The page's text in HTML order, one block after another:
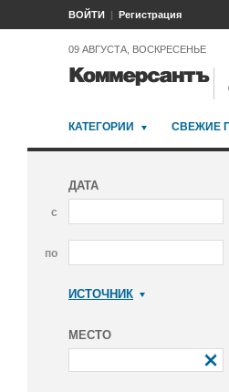
ВОЙТИ Регистрация
09 АВГУСТА, ВОСКРЕСЕНЬЕ
КАТЕГОРИИ СВЕЖИЕ
ДАТА
с
по
ИСТОЧНИК
МЕСТО